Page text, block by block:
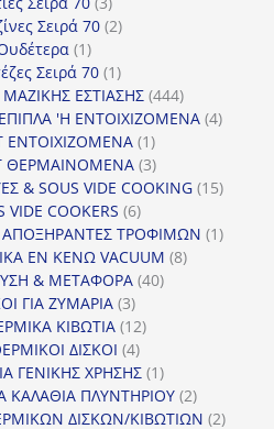
προϊόντα
Σειρά 70 22
11
προϊόν
Σειρά 70 11
προϊόν
ΕΣΤΙΑΣΗΣ 444444
προϊόντα
'Η ΕΝΤΟΙΧΙΖΟΜΕΝΑ 44
ΕΝΤΟΙΧΙΖΟΜΕΝΑ 11
προϊόν
ΘΕΡΜΑΙΝΟΜΕΝΑ 33
προϊόντα
& SOUS VIDE COOKING 1515
VIDE COOKERS 66
προϊόντα
ΑΠΟΞΗΡΑΝΤΕΣ ΤΡΟΦΙΜΩΝ 11
ΕΝ ΚΕΝΩ VACUUM 88
& ΜΕΤΑΦΟΡΑ 4040
ΓΙΑ ΖΥΜΑΡΙΑ 33
προϊόντα
ΚΙΒΩΤΙΑ 1212
ΔΙΣΚΟΙ 44
προϊόντα
ΓΕΝΙΚΗΣ ΧΡΗΣΗΣ 11
προϊόν
ΚΑΛΑΘΙΑ ΠΛΥΝΤΗΡΙΟΥ 22
προϊόντα
ΔΙΣΚΩΝ/ΚΙΒΩΤΙΩΝ 22